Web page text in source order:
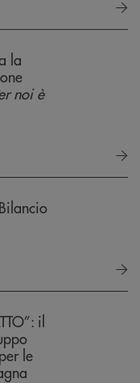
la
noi è
il
le